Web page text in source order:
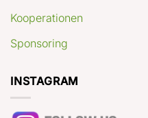
Kooperationen
Sponsoring
INSTAGRAM